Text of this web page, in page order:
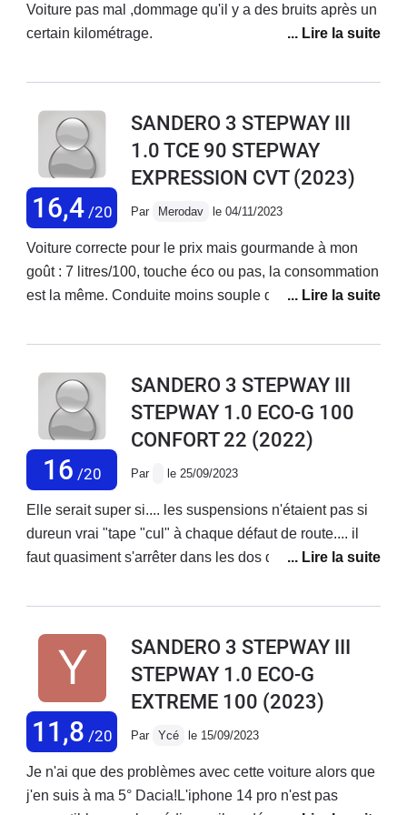
Voiture pas mal ,dommage qu'il y a des bruits après un
certain kilométrage.
16,4/20
SANDERO 3 STEPWAY III
1.0 TCE 90 STEPWAY
EXPRESSION CVT(2023)
Par Merodav le 04/11/2023
Voiture correcte pour le prix mais gourmande à mon
goût : 7 litres/100, touche éco ou pas, la consommation
est la même. Conduite moins souple qu'une berline
malgré tout. 7200 kms en 4 mois 1/2, je pense opter
16 /20
SANDERO 3 STEPWAY III
STEPWAY 1.0 ECO-G 100
CONFORT 22 (2022)
Par le 25/09/2023
Elle serait super si.... les suspensions n'étaient pas si
dureun vrai "tape "cul" à chaque défaut de route.... il
faut quasiment s'arrêter dans les dos d'âne. Mais si
très bien
11,8 /20
SANDERO 3 STEPWAY III
STEPWAY 1.0 ECO-G
EXTREME 100 (2023)
Par Ycé le 15/09/2023
Je n'ai que des problèmes avec cette voiture alors que
j'en suis à ma 5° Dacia!L'iphone 14 pro n'est pas